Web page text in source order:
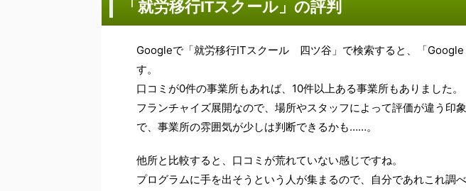
「就労移行ITスクール」の評判
Googleで「就労移行ITスクール 四ツ谷」で検索すると、「Google
す。
口コミが0件の事業所もあれば、10件以上ある事業所もありました。
フランチャイズ展開なので、場所やスタッフによって評価が違う印
で、事業所の雰囲気が少しは判断できるかも……。
他所と比較すると、口コミが荒れていない感じですね。
プログラムに手を出そうという人が集まるので、自分であれこれ調